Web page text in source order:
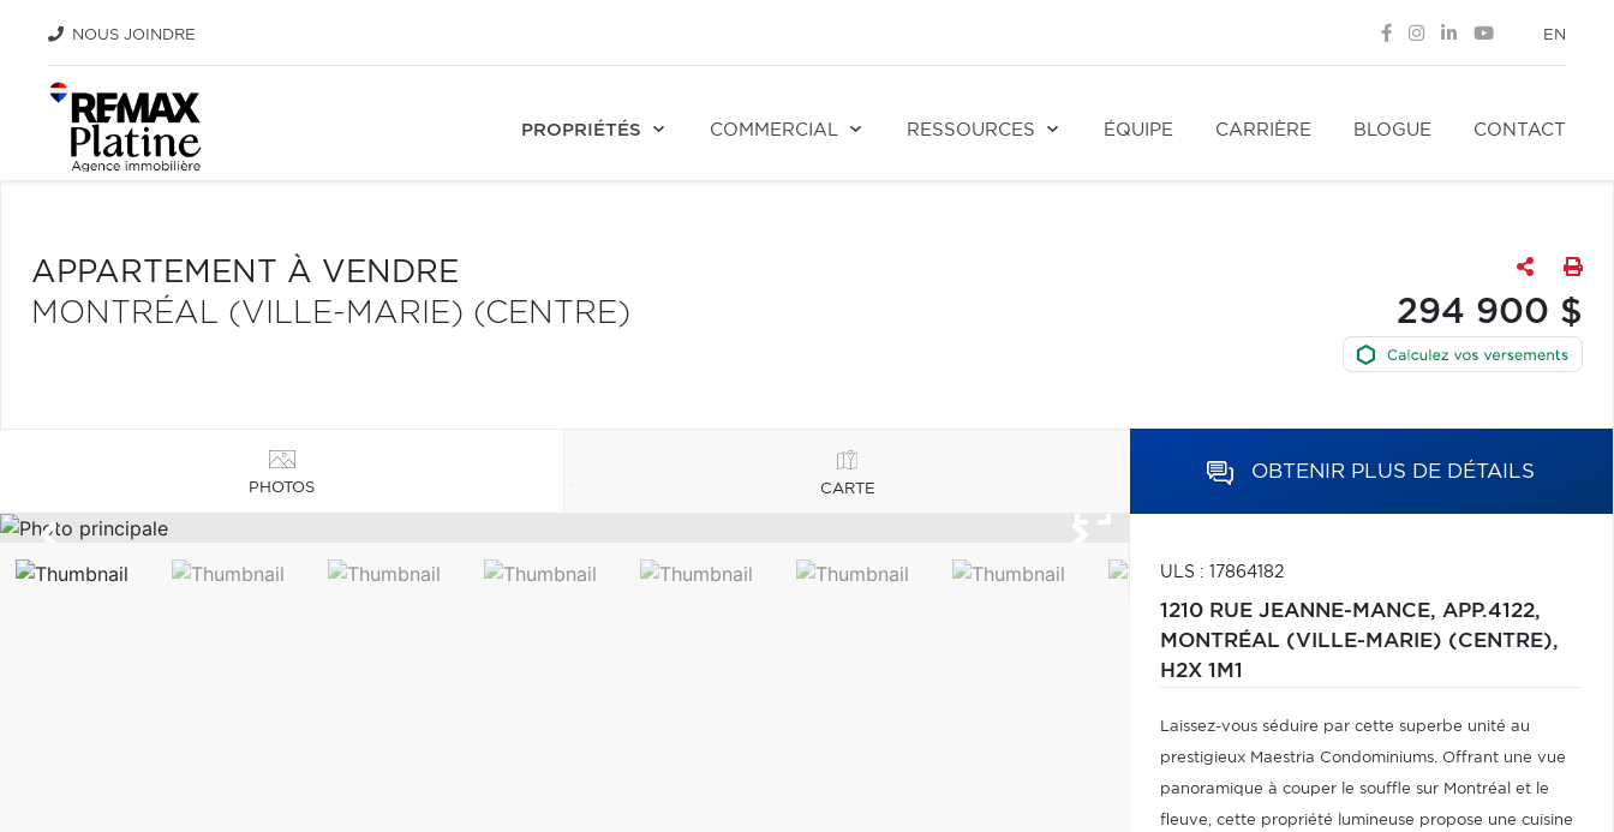
NOUS JOINDRE EN
PROPRIÉTÉS COMMERCIAL RESSOURCES ÉQUIPE CARRIÈRE BLOGUE CONTACT
APPARTEMENT À VENDRE
MONTRÉAL (VILLE-MARIE) (CENTRE)
294 900 $
PHOTOS CARTE
OBTENIR PLUS DE DÉTAILS
ULS : 17864182
1210 RUE JEANNE-MANCE, APP.4122,
MONTRÉAL (VILLE-MARIE) (CENTRE),
H2X 1M1
Laissez-vous séduire par cette superbe unité au
prestigieux Maestria Condominiums. Offrant une vue
panoramique à couper le souffle sur Montréal et le
fleuve, cette propriété lumineuse propose une cuisine